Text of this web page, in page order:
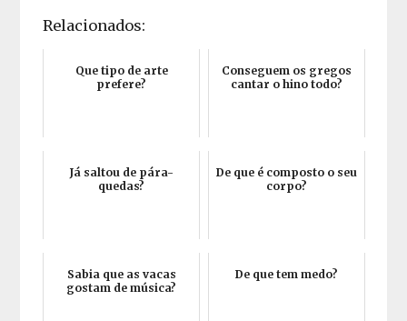
Relacionados:
Que tipo de arte
prefere?
Conseguem os gregos
cantar o hino todo?
Já saltou de pára-
quedas?
De que é composto o seu
corpo?
Sabia que as vacas
gostam de música?
De que tem medo?